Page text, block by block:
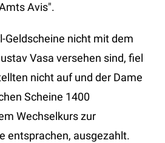
Avis".
Geldscheine nicht mit dem
Vasa versehen sind, fiel
nicht auf und der Dame
Scheine 1400
Wechselkurs zur
entsprachen, ausgezahlt.